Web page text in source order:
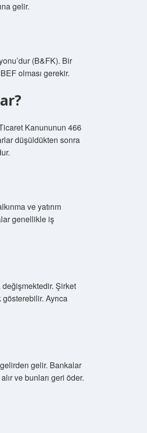
gelir.
(B&FK). Bir
olması gerekir.
Kanununun 466
düşüldükten sonra
ve yatırım
genellikle iş
değişmektedir. Şirket
Ayrıca
gelir. Bankalar
ve bunları geri öder.